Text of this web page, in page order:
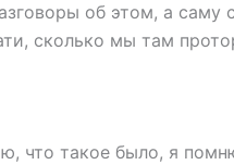
об этом, а саму
сколько мы там
что такое было, я